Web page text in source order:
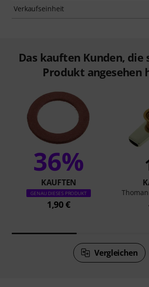
Verkaufseinheit
Das kauften Kunden, die
Produkt angesehen
36%
KAUFTEN
GENAU DIESES PRODUKT
1,90 €
Vergleichen